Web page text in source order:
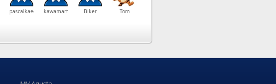
pascalkaegi_10kawamartin1300 Biker Tom